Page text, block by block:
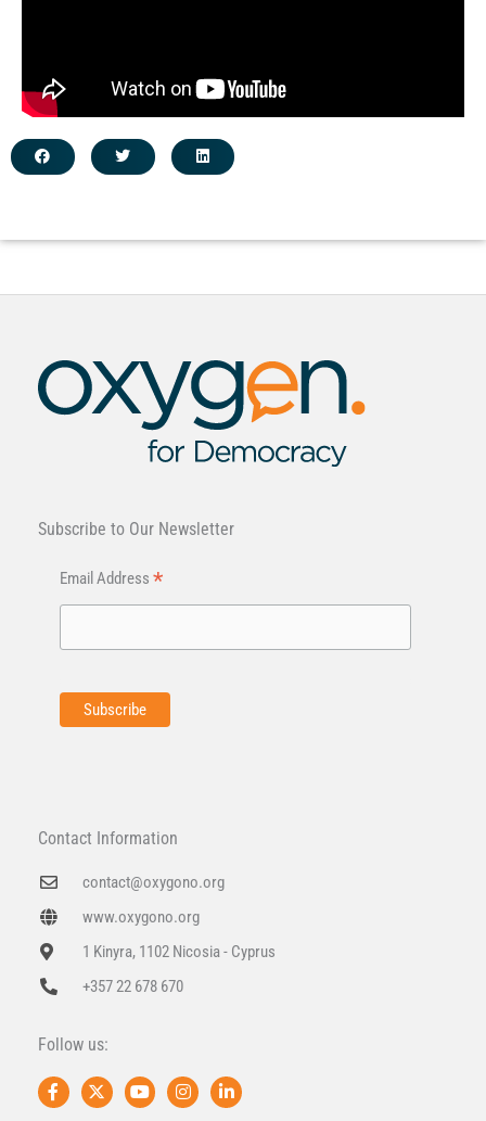
Subscribe to Our Newsletter
Email Address *
Contact Information
contact@oxygono.org
www.oxygono.org
1 Kinyra, 1102 Nicosia - Cyprus
+357 22 678 670
Follow us:
F
a
X
-
Y
o
I
n
L
i